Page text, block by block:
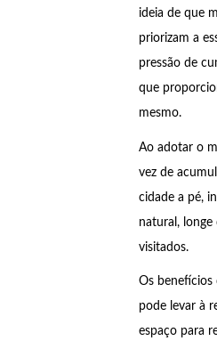
ideia de que
priorizam a
pressão de
que
mesmo.
Ao adotar o
vez de
cidade a pé,
natural, longe
visitados.
Os benefícios
pode levar à
espaço para